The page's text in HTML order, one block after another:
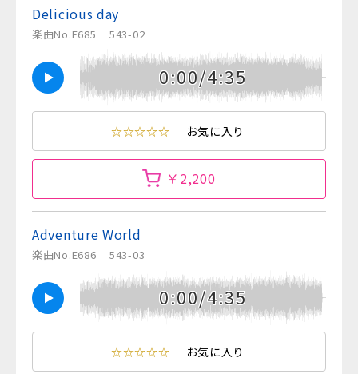
Delicious day
楽曲No.E685 543-02
0:00/4:35
☆☆☆☆☆ お気に入り
￥2,200
Adventure World
楽曲No.E686 543-03
0:00/4:35
☆☆☆☆☆ お気に入り